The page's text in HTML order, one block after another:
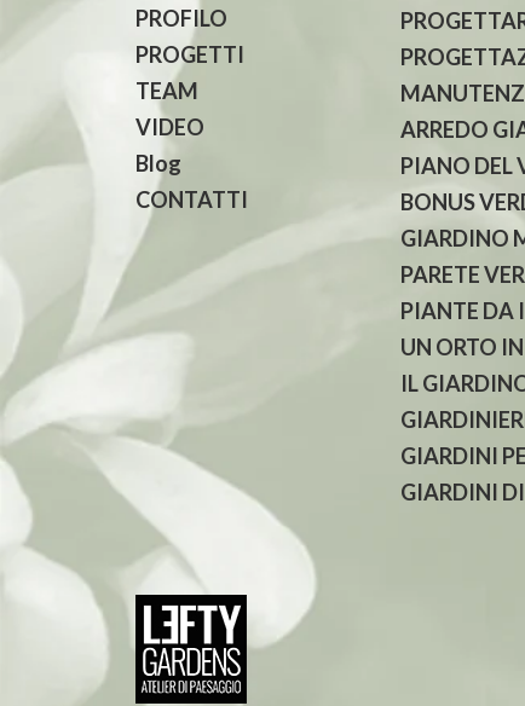
PROFILO
PROGETTI
TEAM
VIDEO
Blog
CONTATTI
ARREDO
PIANO DEL
BONUS
GIARDINO
PARETE
PIANTE DA
UN ORTO
IL
GIARDINI
GIARDINI